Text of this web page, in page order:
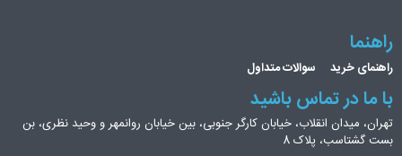
راهنما
راهنمای خرید سوالات متداول
با ما در تماس باشید
تهران، میدان انقلاب، خیابان کارگر جنوبی، بین خیابان روانمهر و وحید نظری، بن
بست گشتاسب، پلاک 8